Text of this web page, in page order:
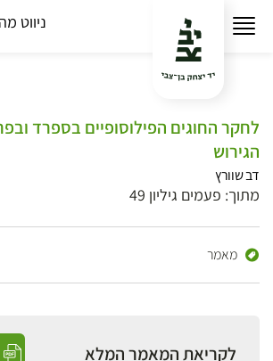
ניווט
לחקר החוגים הפילוסופיים בספרד
הגירוש
דב שוורץ
מתוך: פעמים גיליון 49
מאמר
לקריאת המאמר המלא